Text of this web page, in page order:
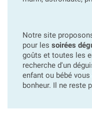
Notre site
pour les soirées
goûts et toutes les
recherche d'un
enfant ou bébé
bonheur. Il ne reste